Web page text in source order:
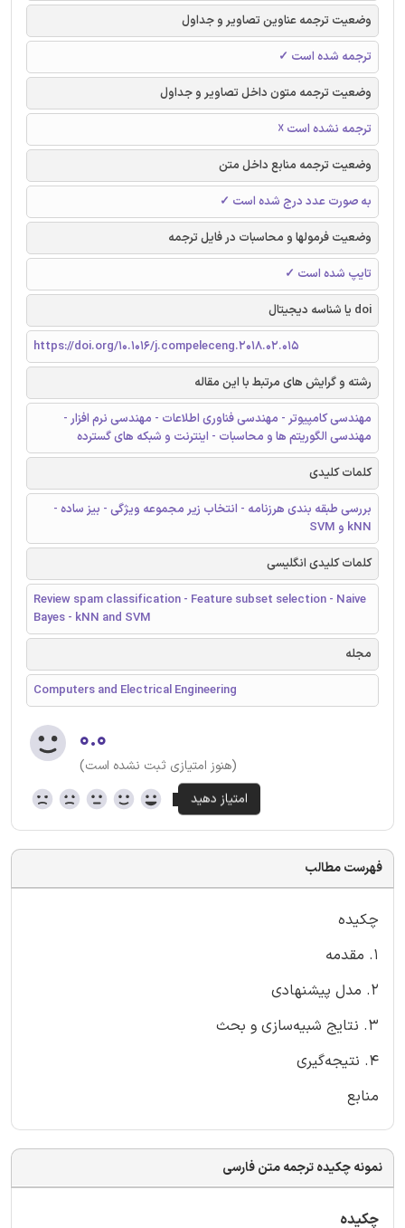
وضعیت ترجمه عناوین تصاویر و جداول
ترجمه شده است ✓
وضعیت ترجمه متون داخل تصاویر و جداول
ترجمه نشده است ☓
وضعیت ترجمه منابع داخل متن
به صورت عدد درج شده است ✓
وضعیت فرمولها و محاسبات در فایل ترجمه
تایپ شده است ✓
doi یا شناسه دیجیتال
https://doi.org/10.1016/j.compeleceng.2018.02.015
رشته و گرایش های مرتبط با این مقاله
مهندسی کامپیوتر - مهندسی فناوری اطلاعات - مهندسی نرم افزار -
مهندسی الگوریتم ها و محاسبات - اینترنت و شبکه های گسترده
کلمات کلیدی
بررسی طبقه بندی هرزنامه - انتخاب زیر مجموعه ویژگی - بیز ساده -
kNN و SVM
کلمات کلیدی انگلیسی
Review spam classification - Feature subset selection - Naive
Bayes - kNN and SVM
مجله
Computers and Electrical Engineering
۰.۰
(هنوز امتیازی ثبت نشده است)
فهرست مطالب
چکیده
1. مقدمه
2. مدل پیشنهادی
3. نتایج شبیه‌سازی و بحث
4. نتیجه‌گیری
منابع
نمونه چکیده ترجمه متن فارسی
چکیده